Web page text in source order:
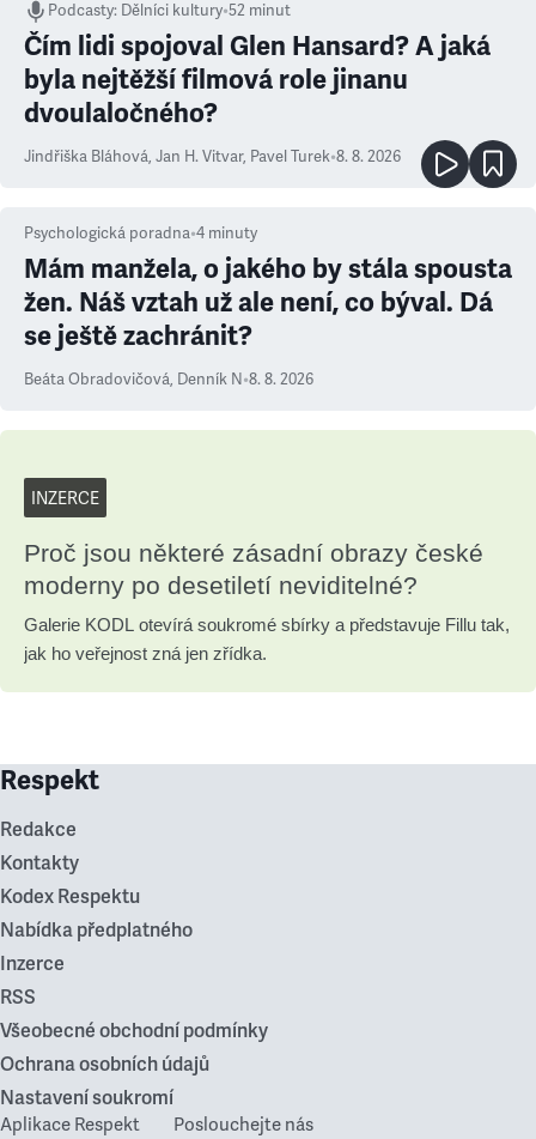
Podcasty: Dělníci kultury•52 minut
Čím lidi spojoval Glen Hansard? A jaká
byla nejtěžší filmová role jinanu
dvoulaločného?
Jindřiška Bláhová, Jan H. Vitvar, Pavel Turek•8. 8. 2026
Psychologická poradna•4 minuty
Mám manžela, o jakého by stála spousta
žen. Náš vztah už ale není, co býval. Dá
se ještě zachránit?
Beáta Obradovičová, Denník N•8. 8. 2026
INZERCE
Proč jsou některé zásadní obrazy české
moderny po desetiletí neviditelné?
Galerie KODL otevírá soukromé sbírky a představuje Fillu tak,
jak ho veřejnost zná jen zřídka.
Respekt
Redakce
Kontakty
Kodex Respektu
Nabídka předplatného
Inzerce
RSS
Všeobecné obchodní podmínky
Ochrana osobních údajů
Nastavení soukromí
Aplikace Respekt Poslouchejte nás